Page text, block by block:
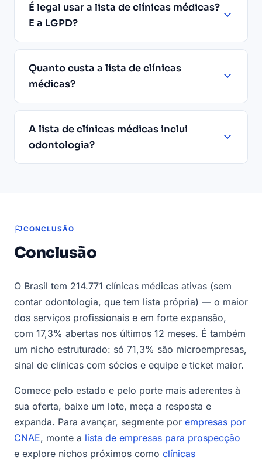
É legal usar a lista de clínicas médicas?
E a LGPD?
Quanto custa a lista de clínicas
médicas?
A lista de clínicas médicas inclui
odontologia?
CONCLUSÃO
Conclusão
O Brasil tem 214.771 clínicas médicas ativas (sem
contar odontologia, que tem lista própria) — o maior
dos serviços profissionais e em forte expansão,
com 17,3% abertas nos últimos 12 meses. É também
um nicho estruturado: só 71,3% são microempresas,
sinal de clínicas com sócios e equipe e ticket maior.
Comece pelo estado e pelo porte mais aderentes à
sua oferta, baixe um lote, meça a resposta e
expanda. Para avançar, segmente por empresas por
CNAE, monte a lista de empresas para prospecção
e explore nichos próximos como clínicas